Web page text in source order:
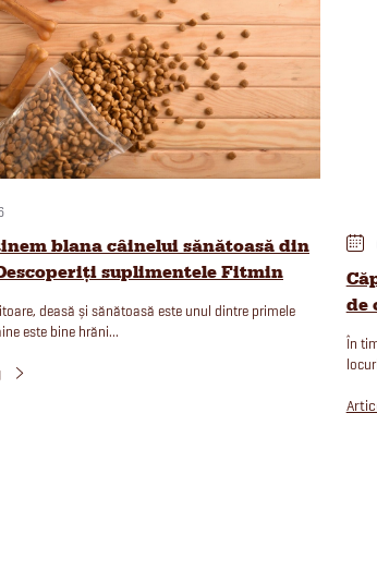
blana câinelui sănătoasă din
suplimentele Fitmin
deasă și sănătoasă este unul dintre primele
este bine hrăni...
de
În